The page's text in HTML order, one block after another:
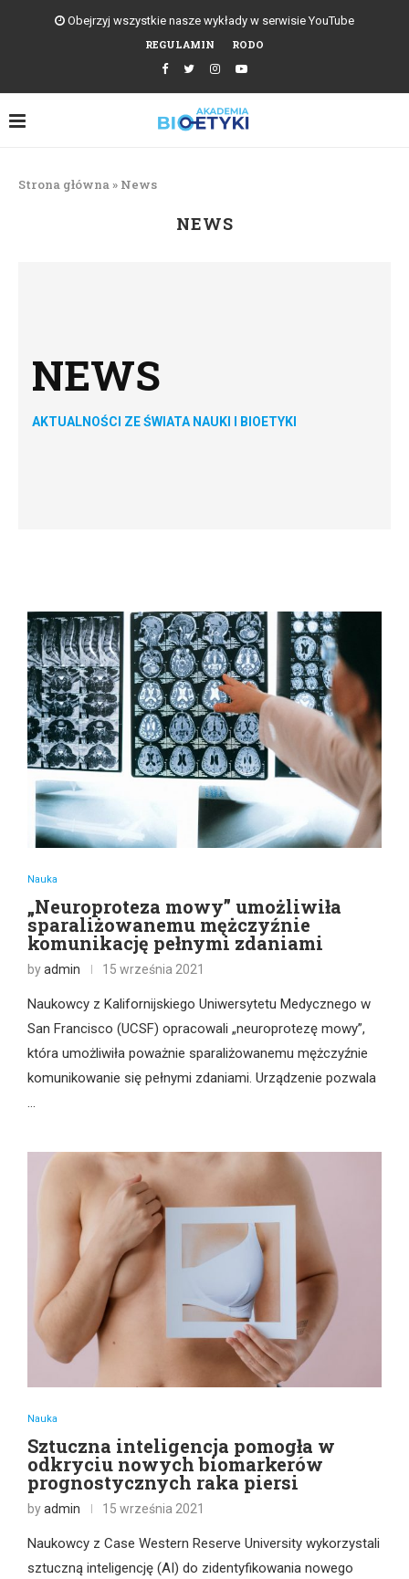
Obejrzyj wszystkie nasze wykłady w serwisie YouTube
REGULAMIN
RODO
Strona główna » News
NEWS
NEWS
AKTUALNOŚCI ZE ŚWIATA NAUKI I BIOETYKI
Nauka
„Neuroproteza mowy” umożliwiła
sparaliżowanemu mężczyźnie
komunikację pełnymi zdaniami
byadmin 15 września 2021
Naukowcy z Kalifornijskiego Uniwersytetu Medycznego w
San Francisco (UCSF) opracowali „neuroprotezę mowy”,
która umożliwiła poważnie sparaliżowanemu mężczyźnie
komunikowanie się pełnymi zdaniami. Urządzenie pozwala
…
Nauka
Sztuczna inteligencja pomogła w
odkryciu nowych biomarkerów
prognostycznych raka piersi
byadmin 15 września 2021
Naukowcy z Case Western Reserve University wykorzystali
sztuczną inteligencję (AI) do zidentyfikowania nowego